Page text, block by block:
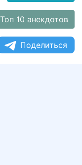
Топ 10 анекдотов
Поделиться